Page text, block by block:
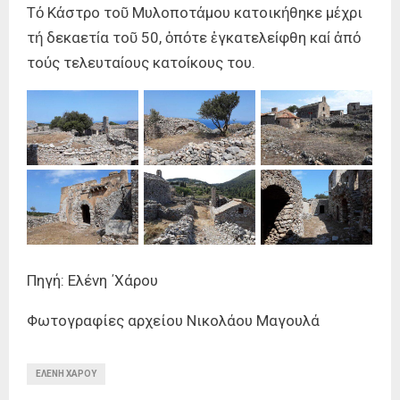
Τό Κάστρο τοῦ Μυλοποτάμου κατοικήθηκε μέχρι
τή δεκαετία τοῦ 50, ὁπότε ἐγκατελείφθη καί ἀπό
τούς τελευταίους κατοίκους του.
Πηγή: Ελένη ΄Χάρου
Φωτογραφίες αρχείου Νικολάου Μαγουλά
ΕΛΕΝΗ ΧΑΡΟΥ